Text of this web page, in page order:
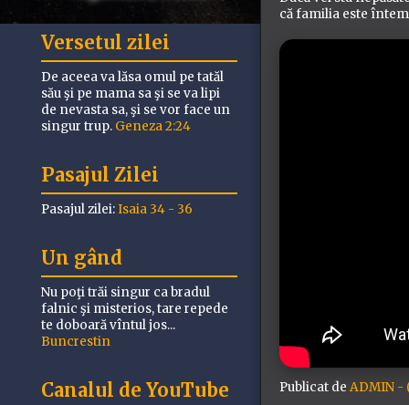
că familia este
Publicat de ADMIN -
Versetul zilei
De aceea va lăsa omul pe tatăl
său şi pe mama sa şi se va lipi
de nevasta sa, şi se vor face un
singur trup. Geneza 2:24
Pasajul Zilei
Pasajul zilei:Isaia 34 - 36
Un gând
Nu poţi trăi singur ca bradul
falnic şi misterios, tare repede
te doboară vîntul jos...
Buncrestin
Canalul de YouTube